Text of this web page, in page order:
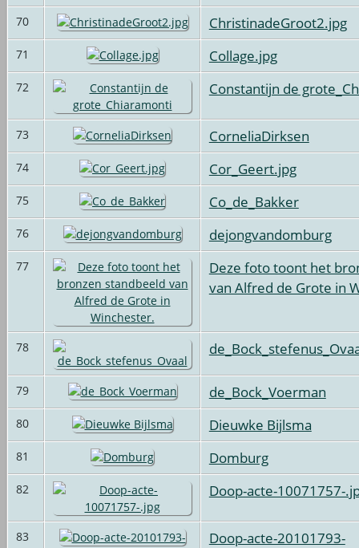
70 ChristinadeGroot2.jpg
71 Collage.jpg
72 Constantijn de
73 CorneliaDirksen
74 Cor_Geert.jpg
75 Co_de_Bakker
76 dejongvandomburg
77
Deze foto toont het
van Alfred de Grote in
78
79 de_Bock_Voerman
80 Dieuwke Bijlsma
81 Domburg
82 Doop-acte-10071757-
83 Doop-acte-20101793-